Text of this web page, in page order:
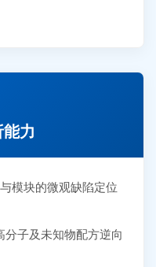
力
模块的微观缺陷定位
分子及未知物配方逆向